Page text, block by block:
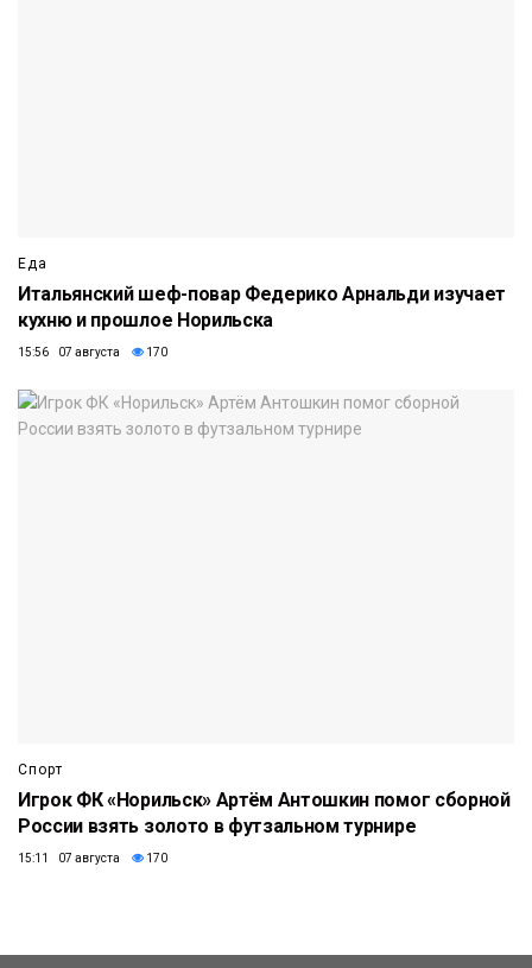
Еда
Итальянский шеф-повар Федерико Арнальди изучает
кухню и прошлое Норильска
15:56 07 августа 170
Спорт
Игрок ФК «Норильск» Артём Антошкин помог сборной
России взять золото в футзальном турнире
15:11 07 августа 170